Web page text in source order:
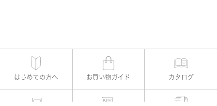
はじめての方へ お買い物ガイド カタログ